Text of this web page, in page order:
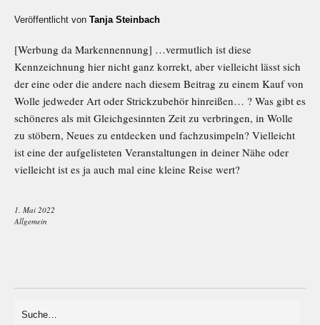
Veröffentlicht von Tanja Steinbach
[Werbung da Markennennung] …vermutlich ist diese
Kennzeichnung hier nicht ganz korrekt, aber vielleicht lässt sich
der eine oder die andere nach diesem Beitrag zu einem Kauf von
Wolle jedweder Art oder Strickzubehör hinreißen… ? Was gibt es
schöneres als mit Gleichgesinnten Zeit zu verbringen, in Wolle
zu stöbern, Neues zu entdecken und fachzusimpeln? Vielleicht
ist eine der aufgelisteten Veranstaltungen in deiner Nähe oder
vielleicht ist es ja auch mal eine kleine Reise wert?
1. Mai 2022
Allgemein